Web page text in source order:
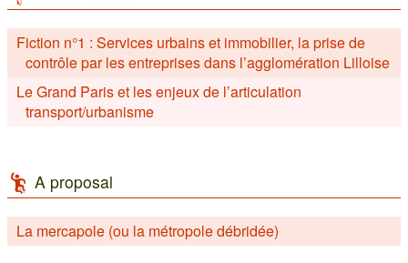
Fiction n°1 : Services urbains et immobilier, la prise de
contrôle par les entreprises dans l’agglomération Lilloise
Le Grand Paris et les enjeux de l’articulation
transport/urbanisme
A proposal
La mercapole (ou la métropole débridée)